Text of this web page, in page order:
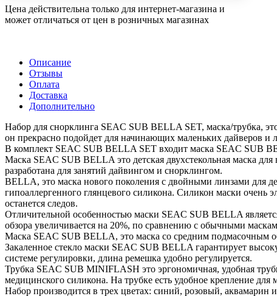
Цена действительна только для интернет-магазина и
может отличаться от цен в розничных магазинах
Описание
Отзывы
Оплата
Доставка
Дополнительно
Набор для снорклинга SEAC SUB BELLA SET, маска/трубка,
он прекрасно подойдет для начинающих маленьких дайверов и
В комплект SEAC SUB BELLA SET входит маска SEAC SUB
Маска SEAC SUB BELLA это детская двухстекольная маска
разработана для занятий дайвингом и снорклингом.
BELLA, это маска нового поколения с двойными линзами для
гипоаллергенного глянцевого силикона. Силикон маски
останется следов.
Отличительной особенностью маски SEAC SUB BELLA
обзора увеличивается на 20%, по сравнению с обычными
Маска SEAC SUB BELLA, это маска со средним подмасочным
Закаленное стекло маски SEAC SUB BELLA гарантирует
системе регулировки, длина ремешка удобно регулируется.
Трубка SEAC SUB MINIFLASH это эргономичная, удобная
медицинского силикона. На трубке есть удобное крепление
Набор производится в трех цветах: синий, розовый, аквамарин и